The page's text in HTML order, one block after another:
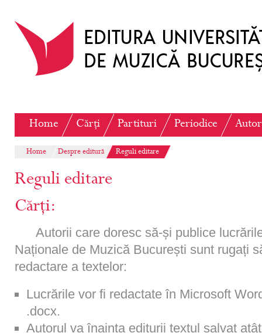
Home Cărți Partituri Periodice
Home Despre editură Reguli editare
Reguli editare
Cărți:
Autorii care doresc să-și publice
Naționale de Muzică București sunt rugați
redactare a textelor:
Lucrările vor fi redactate în Microsoft
.docx.
Autorul va înainta editurii textul salvat